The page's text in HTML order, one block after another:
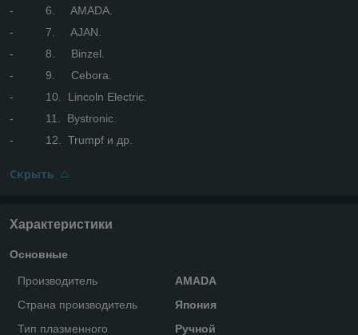
- 6. AMADA.
- 7. AJAN.
- 8. Binzel.
- 9. Cebora.
- 10. Lincoln Electric.
- 11. Bystronic.
- 12. Trumpf и др.
Скрыть
Характеристики
Основные
Производитель
AMADA
Страна производитель
Япония
Тип плазменного
Ручной